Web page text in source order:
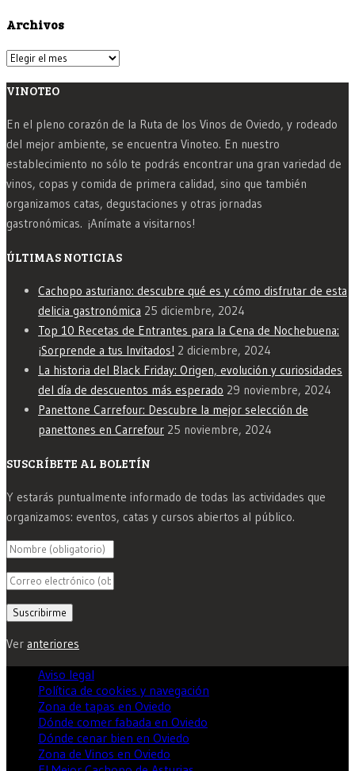
Archivos
Archivos
VINOTEO
En el pleno corazón de la Ruta de los Vinos de Oviedo, y rodeado
del mejor ambiente, se encuentra Vinoteo. En nuestro
establecimiento no sólo te podrás encontrar una gran variedad de
vinos, copas y comida de primera calidad, sino que también
organizamos catas, degustaciones y otras jornadas
gastronómicas. ¡Anímate a visitarnos!
ÚLTIMAS NOTICIAS
Cachopo asturiano: descubre qué es y cómo disfrutar de esta
delicia gastronómica 25 diciembre, 2024
Top 10 Recetas de Entrantes para la Cena de Nochebuena:
¡Sorprende a tus Invitados! 2 diciembre, 2024
La historia del Black Friday: Origen, evolución y curiosidades
del día de descuentos más esperado 29 noviembre, 2024
Panettone Carrefour: Descubre la mejor selección de
panettones en Carrefour 25 noviembre, 2024
SUSCRÍBETE AL BOLETÍN
Y estarás puntualmente informado de todas las actividades que
organizamos: eventos, catas y cursos abiertos al público.
Ver anteriores
Aviso legal
Política de cookies y navegación
Zona de tapas en Oviedo
Dónde comer fabada en Oviedo
Dónde cenar bien en Oviedo
Zona de Vinos en Oviedo